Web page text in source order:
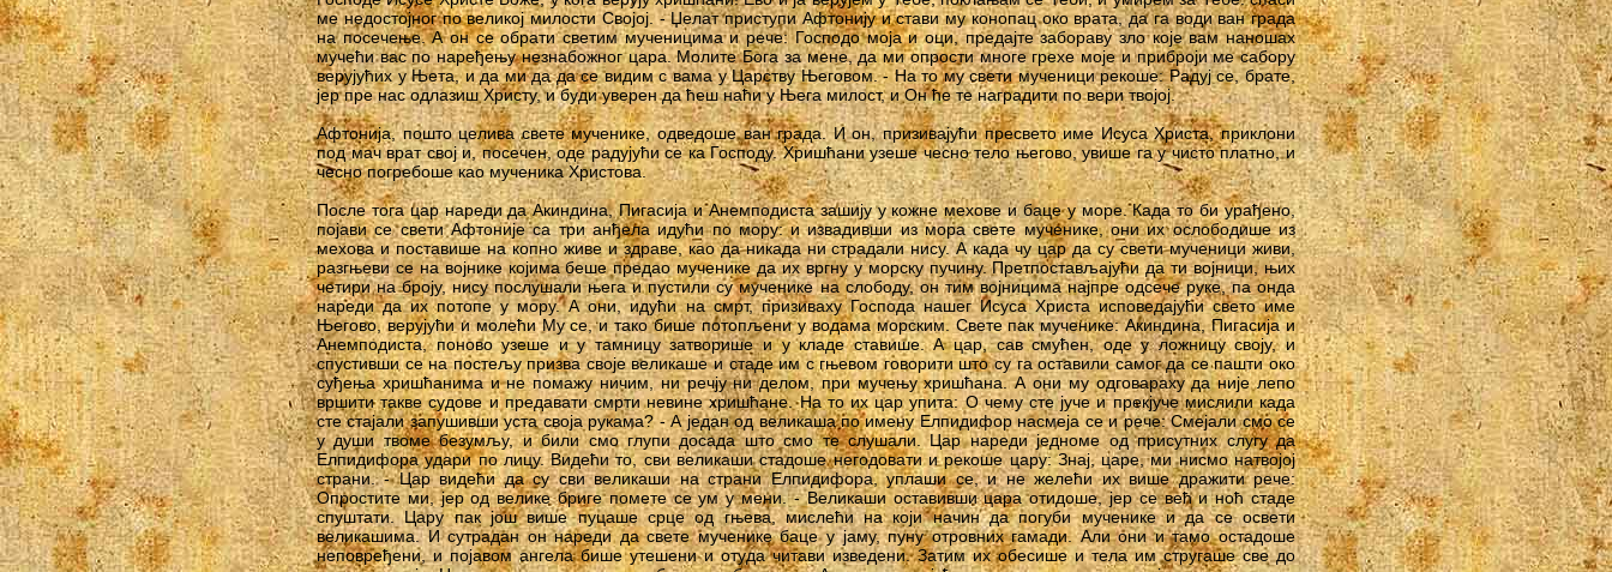
ме недостојног по великој милости Својој. - Џелат приступи Афтонију и стави му конопац око врата, да га води ван града
на посечење. А он се обрати светим мученицима и рече: Господо моја и оци, предајте забораву зло које вам наношах
мучећи вас по наређењу незнабожног цара. Молите Бога за мене, да ми опрости многе грехе моје и приброји ме сабору
верујућих у Њета, и да ми да да се видим с вама у Царству Његовом. - На то му свети мученици рекоше: Радуј се, брате,
јер пре нас одлазиш Христу, и буди уверен да ћеш наћи у Њега милост, и Он ће те наградити по вери твојој.
Афтонија, пошто целива свете мученике, одведоше ван града. И он, призивајући пресвето име Исуса Христа, приклони
под мач врат свој и, посечен, оде радујући се ка Господу. Хришћани узеше чесно тело његово, увише га у чисто платно, и
чесно погребоше као мученика Христова.
После тога цар нареди да Акиндина, Пигасија и Анемподиста зашију у кожне мехове и баце у море. Када то би урађено,
појави се свети Афтоније са три анђела идући по мору: и извадивши из мора свете мученике, они их ослободише из
мехова и поставише на копно живе и здраве, као да никада ни страдали нису. А када чу цар да су свети мученици живи,
разгњеви се на војнике којима беше предао мученике да их вргну у морску пучину. Претпостављајући да ти војници, њих
четири на броју, нису послушали њега и пустили су мученике на слободу, он тим војницима најпре одсече руке, па онда
нареди да их потопе у мору. А они, идући на смрт, призиваху Господа нашег Исуса Христа исповедајући свето име
Његово, верујући и молећи My се, и тако бише потопљени у водама морским. Свете пак мученике: Акиндина, Пигасија и
Анемподиста, поново узеше и у тамницу затворише и у кладе ставише. А цар, сав смућен, оде у ложницу своју, и
спустивши се на постељу призва своје великаше и стаде им с гњевом говорити што су га оставили самог да се пашти око
суђења хришћанима и не помажу ничим, ни речју ни делом, при мучењу хришћана. А они му одговараху да није лепо
вршити такве судове и предавати смрти невине хришћане. На то их цар упита: О чему сте јуче и прекјуче мислили када
сте стајали запушивши уста своја рукама? - А један од великаша по имену Елпидифор насмеја се и рече: Смејали смо се
у души твоме безумљу, и били смо глупи досада што смо те слушали. Цар нареди једноме од присутних слугу да
Елпидифора удари по лицу. Видећи то, сви великаши стадоше негодовати и рекоше цару: Знај, царе, ми нисмо натвојој
страни. - Цар видећи да су сви великаши на страни Елпидифора, уплаши се, и не желећи их више дражити рече:
Опростите ми, јер од велике бриге помете се ум у мени. - Великаши оставивши цара отидоше, јер се већ и ноћ стаде
спуштати. Цару пак још више пуцаше срце од гњева, мислећи на који начин да погуби мученике и да се освети
великашима. И сутрадан он нареди да свете мученике баце у јаму, пуну отровних гамади. Али они и тамо остадоше
неповређени, и појавом ангела бише утешени и отуда читави изведени. Затим их обесише и тела им стругаше све до